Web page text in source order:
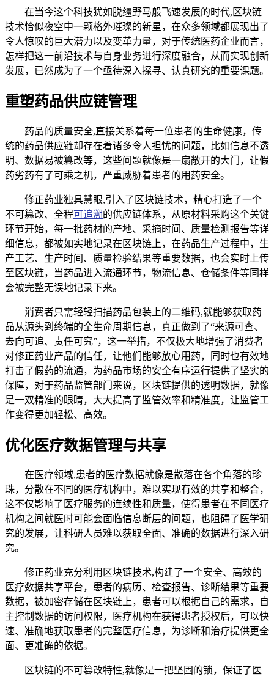
在当今这个科技犹如脱缰野马般飞速发展的时代,区块链
技术恰似夜空中一颗格外璀璨的新星，在众多领域都展现出了
令人惊叹的巨大潜力以及变革力量，对于传统医药企业而言，
怎样把这一前沿技术与自身业务进行深度融合，从而实现创新
发展，已然成为了一个亟待深入探寻、认真研究的重要课题。
重塑药品供应链管理
药品的质量安全,直接关系着每一位患者的生命健康，传
统的药品供应链却存在着诸多令人担忧的问题，比如信息不透
明、数据易被篡改等，这些问题就像是一扇敞开的大门，让假
药劣药有了可乘之机，严重威胁着患者的用药安全。
修正药业独具慧眼,引入了区块链技术，精心打造了一个
不可篡改、全程可追溯的供应链体系，从原材料采购这个关键
环节开始，每一批药材的产地、采摘时间、质量检测报告等详
细信息，都被如实地记录在区块链上，在药品生产过程中，生
产工艺、生产时间、质量检验结果等重要数据，也会实时上传
至区块链，当药品进入流通环节，物流信息、仓储条件等同样
会被完整无误地记录下来。
消费者只需轻轻扫描药品包装上的二维码,就能够获取药
品从源头到终端的全生命周期信息，真正做到了“来源可查、
去向可追、责任可究”，这一举措，不仅极大地增强了消费者
对修正药业产品的信任，让他们能够放心用药，同时也有效地
打击了假药的流通，为药品市场的安全有序运行提供了坚实的
保障，对于药品监管部门来说，区块链提供的透明数据，就像
是一双精准的眼睛，大大提高了监管效率和精准度，让监管工
作变得更加轻松、高效。
优化医疗数据管理与共享
在医疗领域,患者的医疗数据就像是散落在各个角落的珍
珠，分散在不同的医疗机构中，难以实现有效的共享和整合，
这不仅影响了医疗服务的连续性和质量，使得患者在不同医疗
机构之间就医时可能会面临信息断层的问题，也阻碍了医学研
究的发展，让科研人员难以获取全面、准确的数据进行深入研
究。
修正药业充分利用区块链技术,构建了一个安全、高效的
医疗数据共享平台，患者的病历、检查报告、诊断结果等重要
数据，被加密存储在区块链上，患者可以根据自己的需求，自
主控制数据的访问权限，医疗机构在获得患者授权后，可以快
速、准确地获取患者的完整医疗信息，为诊断和治疗提供更全
面、更准确的依据。
区块链的不可篡改特性,就像是一把坚固的锁，保证了医